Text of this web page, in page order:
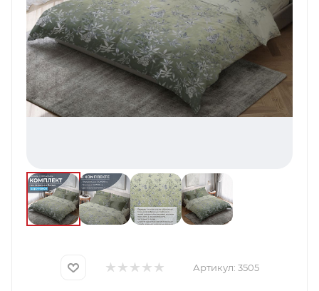
Артикул: 3505